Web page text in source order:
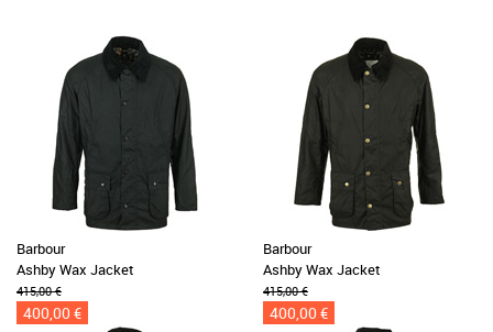
Barbour
Ashby Wax Jacket
415,00 €
400,00 €
Barbour
Ashby Wax Jacket
415,00 €
400,00 €